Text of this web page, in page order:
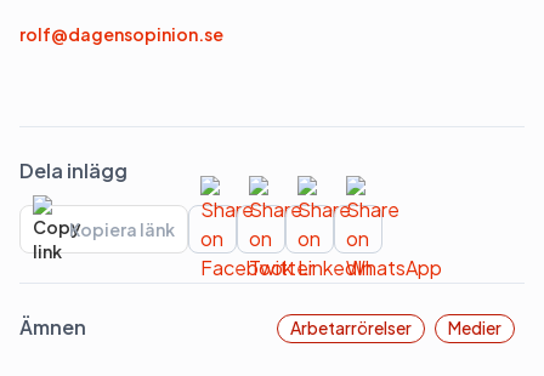
rolf@dagensopinion.se
Dela inlägg
Kopiera länk
Ämnen Arbetarrörelser Medier